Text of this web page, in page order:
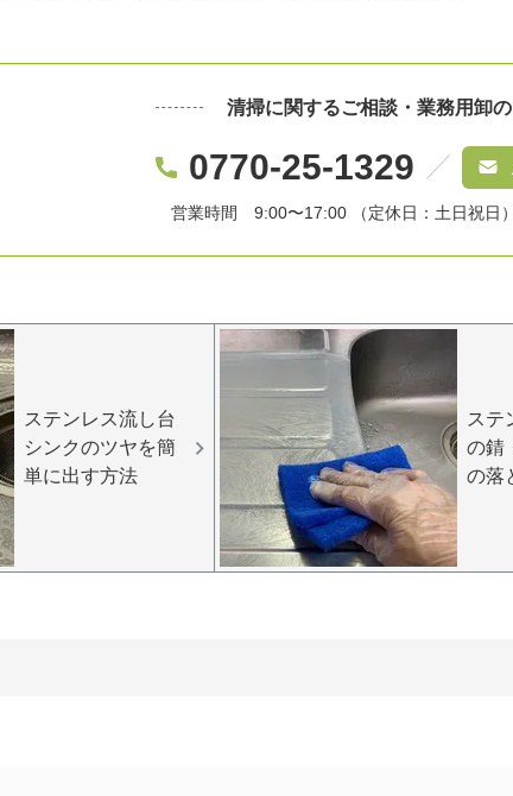
清掃に関するご相談・ 業務用卸
0770-25-1329
営業時間 9:00〜17:00 （定休日：土日祝日）
ステンレス流し台
シンクのツヤを簡
単に出す方法
ステ
の錆
の落